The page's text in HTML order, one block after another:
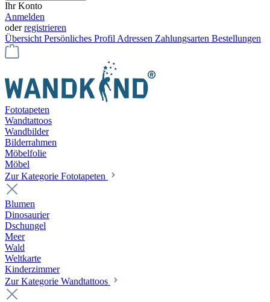
Ihr Konto
Anmelden
oderregistrieren
Übersicht Persönliches Profil Adressen Zahlungsarten Bestellungen
Fototapeten
Wandtattoos
Wandbilder
Bilderrahmen
Möbelfolie
Möbel
Zur Kategorie Fototapeten
Blumen
Dinosaurier
Dschungel
Meer
Wald
Weltkarte
Kinderzimmer
Zur Kategorie Wandtattoos